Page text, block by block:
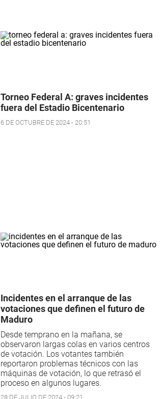
Torneo Federal A: graves incidentes
fuera del Estadio Bicentenario
6 DE OCTUBRE DE 2024 - 20:51
Incidentes en el arranque de las
votaciones que definen el futuro de
Maduro
Desde temprano en la mañana, se
observaron largas colas en varios centros
de votación. Los votantes también
reportaron problemas técnicos con las
máquinas de votación, lo que retrasó el
proceso en algunos lugares.
28 DE JULIO DE 2024 - 09:21